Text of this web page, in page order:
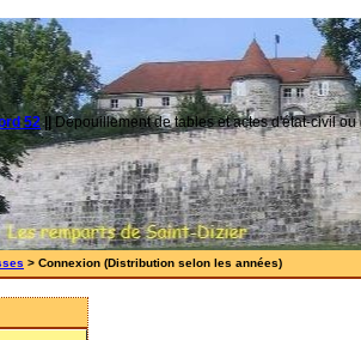
52|| Dépouillement de tables et actes d'état-civil
> Connexion (Distribution selon les années)